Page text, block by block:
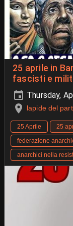
25 aprile in
fascisti e
Thursday,
lapide del
25 Aprile 25
federazione
anarchici nella